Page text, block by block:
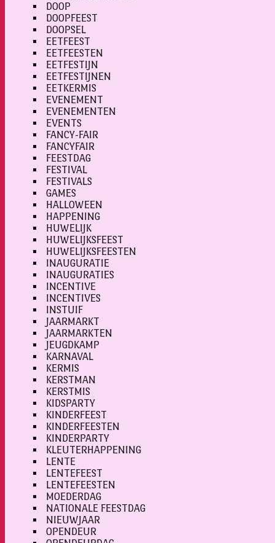
DOOP
DOOPFEEST
DOOPSEL
EETFEEST
EETFEESTEN
EETFESTIJN
EETFESTIJNEN
EETKERMIS
EVENEMENT
EVENEMENTEN
EVENTS
FANCY-FAIR
FANCYFAIR
FEESTDAG
FESTIVAL
FESTIVALS
GAMES
HALLOWEEN
HAPPENING
HUWELIJK
HUWELIJKSFEEST
HUWELIJKSFEESTEN
INAUGURATIE
INAUGURATIES
INCENTIVE
INCENTIVES
INSTUIF
JAARMARKT
JAARMARKTEN
JEUGDKAMP
KARNAVAL
KERMIS
KERSTMAN
KERSTMIS
KIDSPARTY
KINDERFEEST
KINDERFEESTEN
KINDERPARTY
KLEUTERHAPPENING
LENTE
LENTEFEEST
LENTEFEESTEN
MOEDERDAG
NATIONALE FEESTDAG
NIEUWJAAR
OPENDEUR